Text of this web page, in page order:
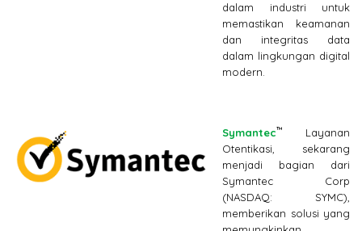
dalam industri untuk
memastikan keamanan
dan integritas data
dalam lingkungan digital
modern.
Symantec™ Layanan
Otentikasi, sekarang
menjadi bagian dari
Symantec Corp
(NASDAQ: SYMC),
memberikan solusi yang